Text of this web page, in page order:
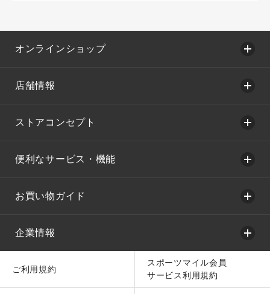
オンラインショップ
店舗情報
ストアコンセプト
便利なサービス・機能
お買い物ガイド
企業情報
ご利用規約
スポーツマイル会員
サービス利用規約